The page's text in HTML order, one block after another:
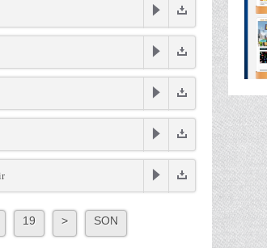
19 > SON